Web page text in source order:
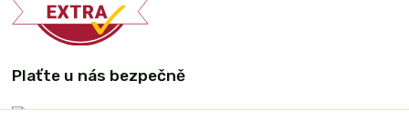
Plaťte u nás bezpečně